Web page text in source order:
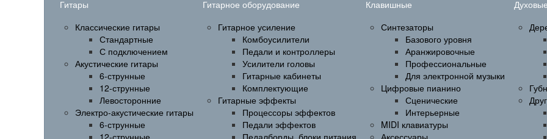
Гитары
Классические гитары
Стандартные
С подключением
Акустические гитары
6-струнные
12-струнные
Левосторонние
Электро-акустические гитары
6-струнные
Гитарное оборудование
Гитарное усиление
Комбоусилители
Педали и контроллеры
Усилители головы
Гитарные кабинеты
Комплектующие
Гитарные эффекты
Процессоры эффектов
Педали эффектов
Клавишные
Синтезаторы
Базового уровня
Аранжировочные
Профессиональные
Для электронной музыки
Цифровые пианино
Сценические
Интерьерные
MIDI клавиатуры
Духовые